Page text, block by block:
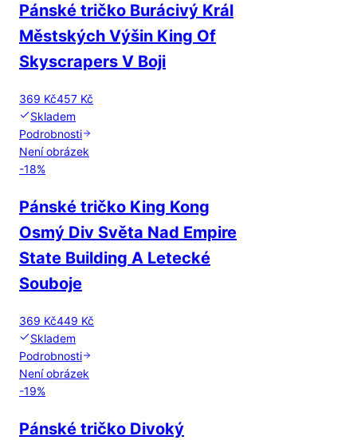
Pánské tričko Burácivý Král
Městských Výšin King Of
Skyscrapers V Boji
369 Kč457 Kč
Skladem
Podrobnosti
Není obrázek
-18%
Pánské tričko King Kong
Osmý Div Světa Nad Empire
State Building A Letecké
Souboje
369 Kč449 Kč
Skladem
Podrobnosti
Není obrázek
-19%
Pánské tričko Divoký